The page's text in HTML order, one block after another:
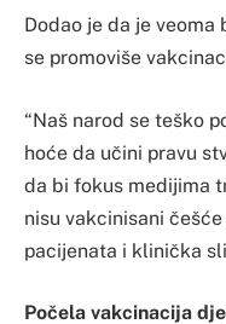
Dodao je da je
se promoviše
“Naš narod se teško
hoće da učini pravu
da bi fokus medijima
nisu vakcinisani
pacijenata i klinička
Počela vakcinacija